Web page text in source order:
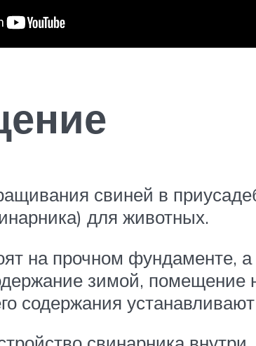
свиней в
для животных.
на прочном фундаменте,
зимой, помещение
содержания